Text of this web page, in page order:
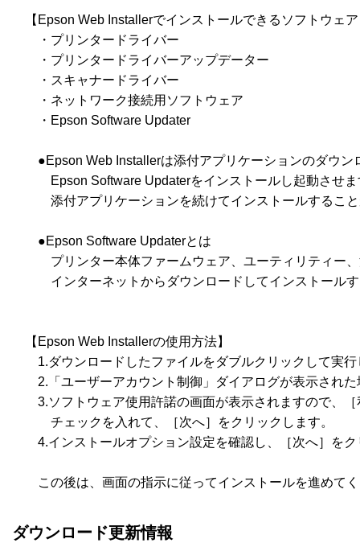
【Epson Web Installerでインストールできるソフトウェ
・プリンタードライバー
・プリンタードライバーアップデーター
・スキャナードライバー
・ネットワーク接続用ソフトウェア
・Epson Software Updater
●Epson Web Installerは添付アプリケーションのダウン
Epson Software Updaterをインストールし起動させま
添付アプリケーションを続けてインストールすること
●Epson Software Updaterとは
プリンター本体ファームウェア、ユーティリティー、
インターネットからダウンロードしてインストールす
【Epson Web Installerの使用方法】
1.ダウンロードしたファイルをダブルクリックして実行
2.「ユーザーアカウント制御」ダイアログが表示された
3.ソフトウェア使用許諾の画面が表示されますので、［
チェックを入れて、［次へ］をクリックします。
4.インストールオプション設定を確認し、［次へ］をク
ダウンロード更新情報